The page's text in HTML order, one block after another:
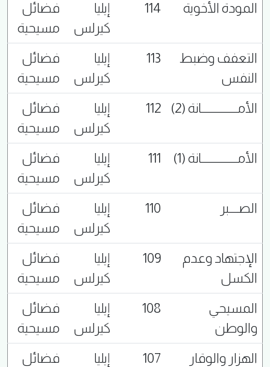
المودة الأخوية
114
إيليا
كيرلس
فضائل
مسيحية
التعفف وضبط
النفس
113
إيليا
كيرلس
فضائل
مسيحية
الأمـــــــــــــــانة (2)
112
إيليا
كيرلس
فضائل
مسيحية
الأمـــــــــــــــانة (1)
111
إيليا
كيرلس
فضائل
مسيحية
الصــــبر
110
إيليا
كيرلس
فضائل
مسيحية
الإجتهاد وعدم
الكسل
109
إيليا
كيرلس
فضائل
مسيحية
المسيحي
والوطن
108
إيليا
كيرلس
فضائل
مسيحية
الهزار والوقار
107
إيليا
فضائل